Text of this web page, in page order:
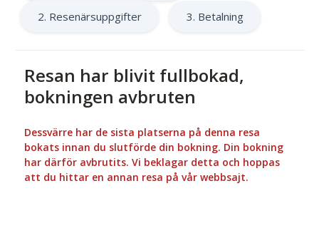
2. Resenärsuppgifter 3. Betalning
Resan har blivit fullbokad,
bokningen avbruten
Dessvärre har de sista platserna på denna resa
bokats innan du slutförde din bokning. Din bokning
har därför avbrutits. Vi beklagar detta och hoppas
att du hittar en annan resa på vår webbsajt.